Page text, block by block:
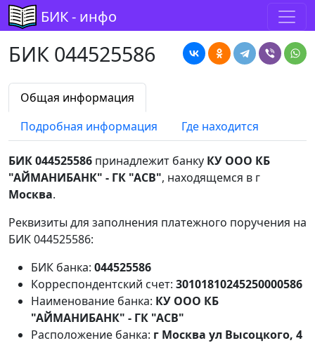
БИК - инфо
БИК 044525586
Общая информация
Подробная информация
Где находится
БИК 044525586 принадлежит банку КУ ООО КБ
"АЙМАНИБАНК" - ГК "АСВ", находящемся в г
Москва.
Реквизиты для заполнения платежного поручения на
БИК 044525586:
БИК банка: 044525586
Корреспондентский счет: 30101810245250000586
Наименование банка: КУ ООО КБ
"АЙМАНИБАНК" - ГК "АСВ"
Расположение банка: г Москва ул Высоцкого, 4